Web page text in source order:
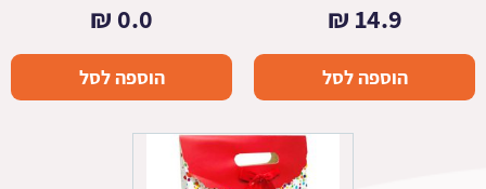
14.9
₪
הוספה לסל
0.0
₪
הוספה לסל